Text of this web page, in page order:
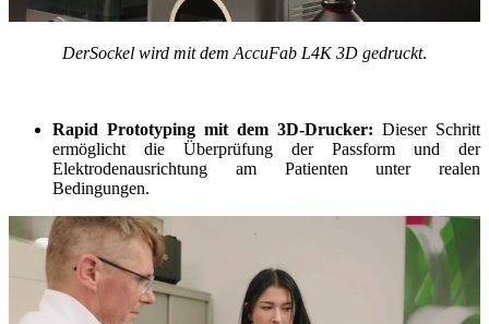
DerSockel wird mit dem AccuFab L4K 3D gedruckt.
Rapid Prototyping mit dem 3D-Drucker: Dieser Schritt
ermöglicht die Überprüfung der Passform und der
Elektrodenausrichtung am Patienten unter realen
Bedingungen.